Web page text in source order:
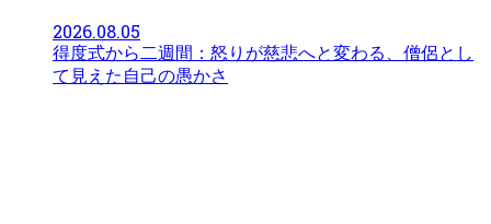
2026.08.05
得度式から二週間：怒りが慈悲へと変わる、僧侶とし
て見えた自己の愚かさ